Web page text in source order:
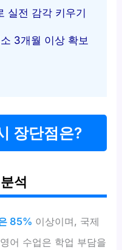
실전 감각 키우기
3개월 이상 확보
장단점은?
석
85% 이상이며, 국제
어 수업은 학업 부담을